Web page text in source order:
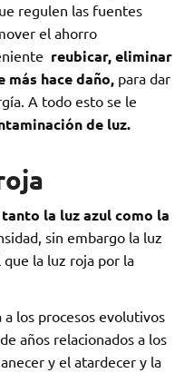
regulen las fuentes
el ahorro
reubicar, eliminar
hace daño, para dar
A todo esto se le
de luz.
tanto la luz azul como la
sin embargo la luz
la luz roja por la
los procesos evolutivos
años relacionados a los
y el atardecer y la